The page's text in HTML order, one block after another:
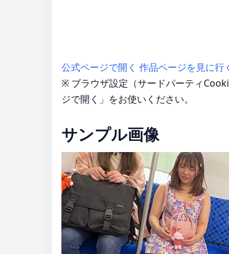
公式ページで開く 作品ページを見に行
※ ブラウザ設定（サードパーティ
ジで開く」をお使いください。
サンプル画像